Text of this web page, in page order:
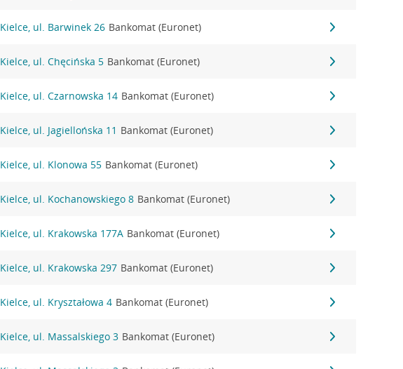
Kielce, ul. Barwinek 26 Bankomat (Euronet)
Kielce, ul. Chęcińska 5 Bankomat (Euronet)
Kielce, ul. Czarnowska 14 Bankomat (Euronet)
Kielce, ul. Jagiellońska 11 Bankomat (Euronet)
Kielce, ul. Klonowa 55 Bankomat (Euronet)
Kielce, ul. Kochanowskiego 8 Bankomat (Euronet)
Kielce, ul. Krakowska 177A Bankomat (Euronet)
Kielce, ul. Krakowska 297 Bankomat (Euronet)
Kielce, ul. Kryształowa 4 Bankomat (Euronet)
Kielce, ul. Massalskiego 3 Bankomat (Euronet)